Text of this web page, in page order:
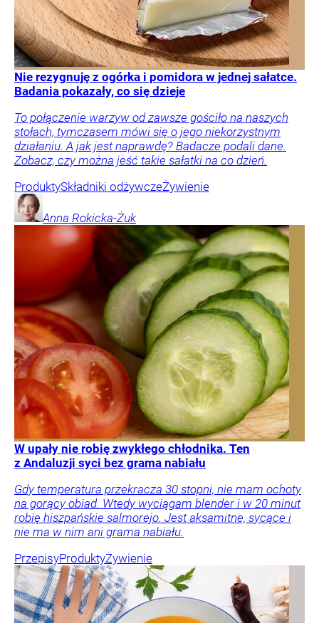
Nie rezygnuję z ogórka i pomidora w jednej sałatce.
Badania pokazały, co się dzieje
To połączenie warzyw od zawsze gościło na naszych
stołach, tymczasem mówi się o jego niekorzystnym
działaniu. A jak jest naprawdę? Badacze podali dane.
Zobacz, czy można jeść takie sałatki na co dzień.
ProduktySkładniki odżywczeŻywienie
Anna Rokicka-Żuk
W upały nie robię zwykłego chłodnika. Ten
z Andaluzji syci bez grama nabiału
Gdy temperatura przekracza 30 stopni, nie mam ochoty
na gorący obiad. Wtedy wyciągam blender i w 20 minut
robię hiszpańskie salmorejo. Jest aksamitne, sycące i
nie ma w nim ani grama nabiału.
PrzepisyProduktyŻywienie